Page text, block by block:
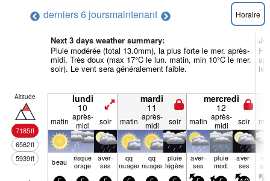
derniers 6 joursmaintenant Horaire
Next 3 days weather summary:
Pluie modérée (total 13.0mm), la plus forte le mer. après-
midi. Très doux (max 17°C le lun. matin, min 10°C le mer.
soir). Le vent sera généralement faible. le
Altitude
7185ft
6562ft
5939ft
lundi
10
mardi
11
mercredi
12
matin après-
midi
soir matin après-
midi
soir matin après-
midi
soir
beau risque
orage
aver­
ses
qq
nuages
qq
nuages
pluie
légère
aver­
ses
pluie
mod.
aver­
ses